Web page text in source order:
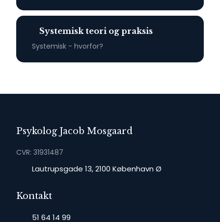
Systemisk teori og praksis
Systemisk - hvorfor?​
Psykolog Jacob Mosgaard
CVR: 31931487
​Lautrupsgade 13, 2100 København Ø
Kontakt
51 64 14 99